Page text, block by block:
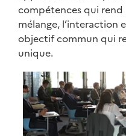
compétences qui rend
mélange, l’interaction
objectif commun qui
unique.